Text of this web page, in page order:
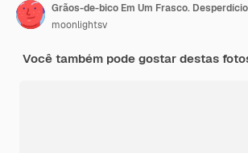
Grãos-de-bico Em Um Frasco.
moonlightsv
Você também pode gostar destas